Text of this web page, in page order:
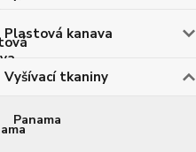
Plastová kanava
Vyšívací tkaniny
Panama